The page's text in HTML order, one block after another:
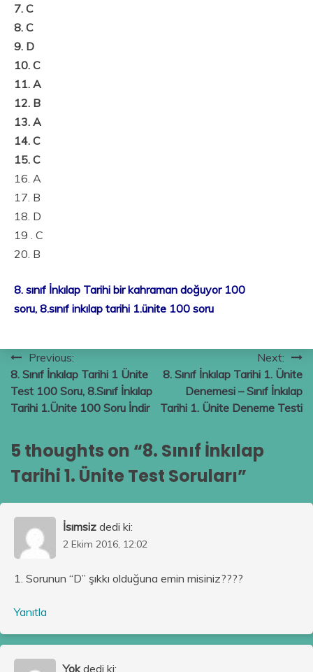
7. C
8. C
9. D
10. C
11. A
12. B
13. A
14. C
15. C
16. A
17. B
18. D
19 . C
20. B
8. sınıf İnkılap Tarihi bir kahraman doğuyor 100
soru, 8.sınıf inkılap tarihi 1.ünite 100 soru
Yazı
gezinmesi
Previous:
8. Sınıf İnkılap Tarihi 1 Ünite
Test 100 Soru, 8.Sınıf İnkılap
Tarihi 1.Ünite 100 Soru İndir
Next:
8. Sınıf İnkılap Tarihi 1. Ünite
Denemesi – Sınıf İnkılap
Tarihi 1. Ünite Deneme Testi
5 thoughts on “8. Sınıf İnkılap
Tarihi 1. Ünite Test Soruları”
İsımsiz dedi ki:
2 Ekim 2016, 12:02
1. Sorunun “D” şıkkı olduğuna emin misiniz????
Yanıtla
Yok dedi ki: